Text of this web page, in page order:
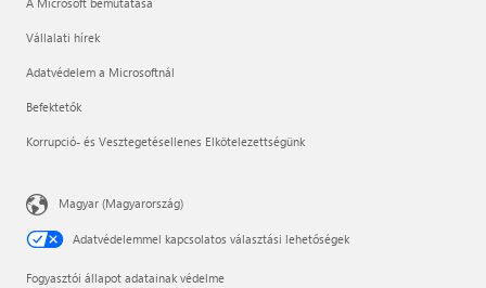
Vállalati hírek
Adatvédelem a Microsoftnál
Befektetők
Korrupció- és Vesztegetésellenes Elkötelezettségünk
Magyar (Magyarország)
Adatvédelemmel kapcsolatos választási lehetőségek
Fogyasztói állapot adatainak védelme